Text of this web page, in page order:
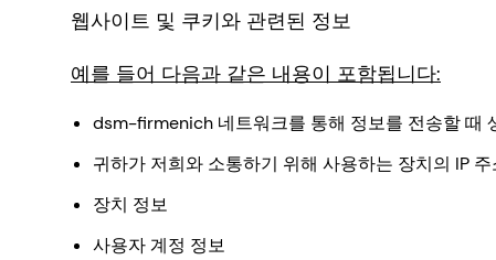
웹사이트 및 쿠키와 관련된 정보
예를 들어 다음과 같은 내용이 포함됩니다:
dsm-firmenich 네트워크를 통해 정보를 전송할 때
귀하가 저희와 소통하기 위해 사용하는 장치의 IP
장치 정보
사용자 계정 정보